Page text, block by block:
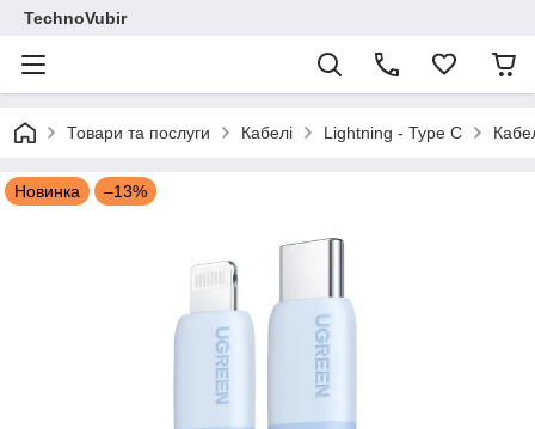
TechnoVubir
Товари та послуги Кабелі Lightning - Type C
Новинка –13%